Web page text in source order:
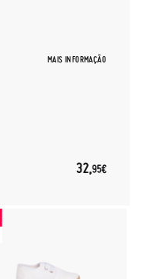
MAIS INFORMAÇÃO
32,95€